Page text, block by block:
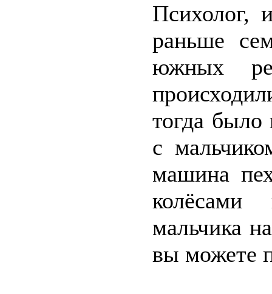
Психолог,
раньше
южных
тогда было
с
машина
мальчика
вы можете